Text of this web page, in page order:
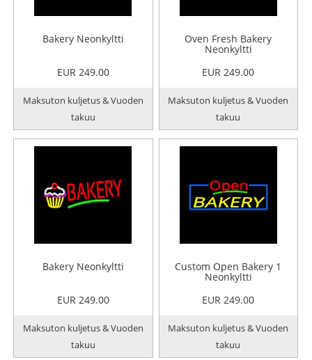
Bakery Neonkyltti
EUR 249.00
Maksuton kuljetus & Vuoden
takuu
Oven Fresh Bakery
Neonkyltti
EUR 249.00
Maksuton kuljetus & Vuoden
takuu
Bakery Neonkyltti
EUR 249.00
Maksuton kuljetus & Vuoden
takuu
Custom Open Bakery 1
Neonkyltti
EUR 249.00
Maksuton kuljetus & Vuoden
takuu